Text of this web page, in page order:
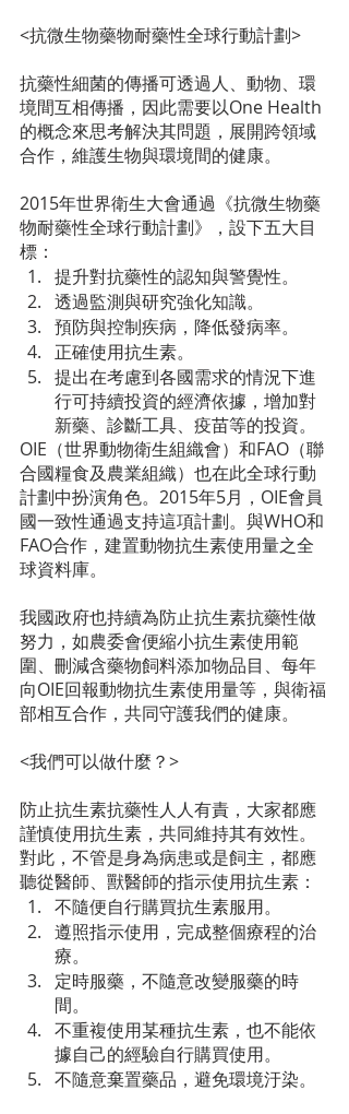
<抗微生物藥物耐藥性全球行動計劃>
抗藥性細菌的傳播可透過人、動物、環
境間互相傳播，因此需要以One Health
的概念來思考解決其問題，展開跨領域
合作，維護生物與環境間的健康。
2015年世界衛生大會通過《抗微生物藥
物耐藥性全球行動計劃》，設下五大目
標：
提升對抗藥性的認知與警覺性。
透過監測與研究強化知識。
預防與控制疾病，降低發病率。
正確使用抗生素。
提出在考慮到各國需求的情況下進
行可持續投資的經濟依據，增加對
新藥、診斷工具、疫苗等的投資。
OIE（世界動物衛生組織會）和FAO（聯
合國糧食及農業組織）也在此全球行動
計劃中扮演角色。2015年5月，OIE會員
國一致性通過支持這項計劃。與WHO和
FAO合作，建置動物抗生素使用量之全
球資料庫。
我國政府也持續為防止抗生素抗藥性做
努力，如農委會便縮小抗生素使用範
圍、刪減含藥物飼料添加物品目、每年
向OIE回報動物抗生素使用量等，與衛福
部相互合作，共同守護我們的健康。
<我們可以做什麼？>
防止抗生素抗藥性人人有責，大家都應
謹慎使用抗生素，共同維持其有效性。
對此，不管是身為病患或是飼主，都應
聽從醫師、獸醫師的指示使用抗生素：
不隨便自行購買抗生素服用。
遵照指示使用，完成整個療程的治
療。
定時服藥，不隨意改變服藥的時
間。
不重複使用某種抗生素，也不能依
據自己的經驗自行購買使用。
不隨意棄置藥品，避免環境汙染。